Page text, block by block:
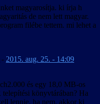
magyarosítja. ki írja h
de nem lett magyar.
filébe tettem. mi lehet a
- 2015. aug. 25. - 14:09
és egy 18,0 MB-os
könyvtárában? Ha
lennie, ha nem, akkor ki